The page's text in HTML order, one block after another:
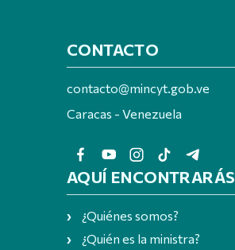
CONTACTO
contacto@mincyt.gob.ve
Caracas - Venezuela
AQUÍ ENCONTRARÁS
¿Quiénes somos?
¿Quién es la ministra?